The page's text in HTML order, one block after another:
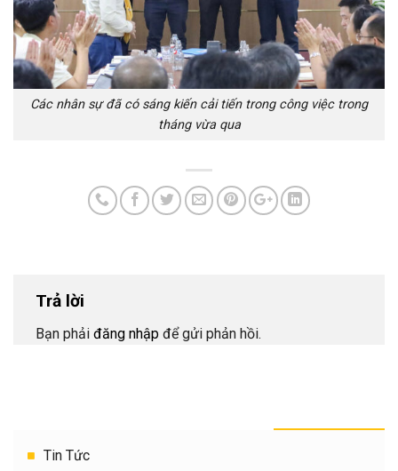
Các nhân sự đã có sáng kiến cải tiến trong công việc trong
tháng vừa qua
Trả lời
Bạn phải đăng nhập để gửi phản hồi.
Tin Tức